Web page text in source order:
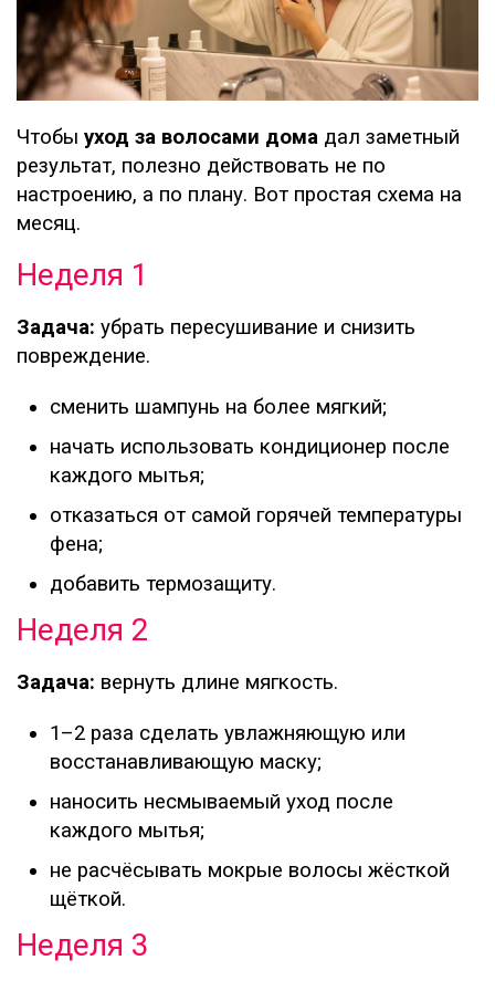
Чтобы уход за волосами дома дал заметный
результат, полезно действовать не по
настроению, а по плану. Вот простая схема на
месяц.
Неделя 1
Задача: убрать пересушивание и снизить
повреждение.
сменить шампунь на более мягкий;
начать использовать кондиционер после
каждого мытья;
отказаться от самой горячей температуры
фена;
добавить термозащиту.
Неделя 2
Задача: вернуть длине мягкость.
1–2 раза сделать увлажняющую или
восстанавливающую маску;
наносить несмываемый уход после
каждого мытья;
не расчёсывать мокрые волосы жёсткой
щёткой.
Неделя 3